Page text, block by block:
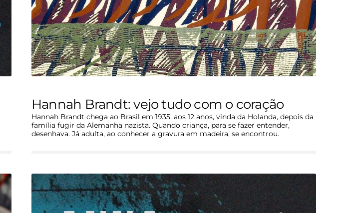
Hannah Brandt: vejo tudo com o coração
Hannah Brandt chega ao Brasil em 1935, aos 12 anos, vinda da Holanda, depois da
família fugir da Alemanha nazista. Quando criança, para se fazer entender,
desenhava. Já adulta, ao conhecer a gravura em madeira, se encontrou.